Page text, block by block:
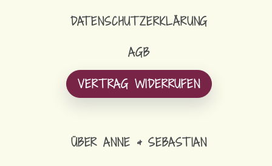
DATENSCHUTZERKLÄRUNG
AGB
VERTRAG WIDERRUFEN
ÜBER ANNE & SEBASTIAN